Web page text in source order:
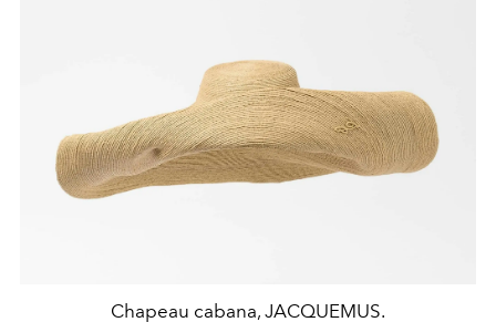
Chapeau cabana, JACQUEMUS.